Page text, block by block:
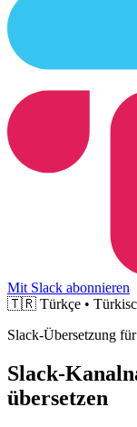
Mit Slack abonnieren
🇹🇷 Türkçe •
Slack-Übersetzung
Slack-
übersetzen